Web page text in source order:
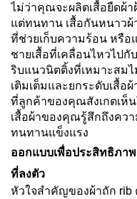
ไม่ว่าคุณจะผลิตเสื้อยืดผ้
แต่ทนทาน เสื้อกันหนาว
ที่ช่วยเก็บความร้อน หรือ
ชายเสื้อที่เคลื่อนไหวไปกั
ริบแนวนิตติ้งที่เหมาะสมไ
เติมเต็มและยกระดับเสื้อ
ที่ลูกค้าของคุณสังเกตเห็
เสื้อผ้าของคุณรู้สึกถึงคว
ทนทานแข็งแรง
ออกแบบเพื่อประสิทธิภา
ที่ลงตัว
หัวใจสำคัญของผ้าถัก